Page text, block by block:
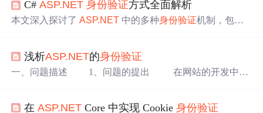
C#ASP.NET 身份验证方式全面解析
本文深入探讨了ASP.NET 中的多种身份验证机制，包括
制都有其独特的实现原理和适用场景。Cookie
过加密的 Cookie 存储用户信息，JWT
身份验证则使用 JSO
于企业内部网络，而基于声明的身份验证则将用户身份表
浅析ASP.NET的身份验证
一、问题描述 1、问题的提出 在网站的开发中，
息等等。为了交互应用的需 要，这些用户需要保存到存储
在ASP.NET Core 中实现 Cookie身份验证